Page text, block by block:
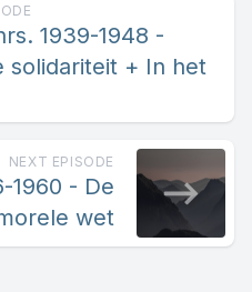
1939-1948 -
solidariteit + In het
NEXT EPISODE
1960 - De
wet